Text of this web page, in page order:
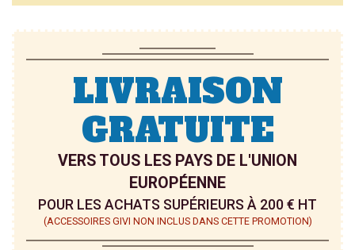
LIVRAISON
GRATUITE
VERS TOUS LES PAYS DE L'UNION
EUROPÉENNE
POUR LES ACHATS SUPÉRIEURS À 200 € HT
(ACCESSOIRES GIVI NON INCLUS DANS CETTE PROMOTION)